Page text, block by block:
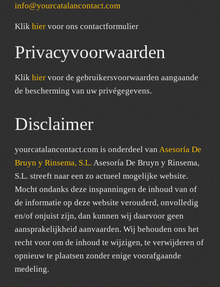
info@yourcatalancontact.com
Klik hier voor ons contactformulier
Privacyvoorwaarden
Klik hier voor de gebruikersvoorwaarden aangaande
de bescherming van uw privégegevens.
Disclaimer
yourcatalancontact.com is onderdeel van Asesoría De
Bruyn y Rinsema, S.L. Asesoría De Bruyn y Rinsema,
S.L. streeft naar een zo actueel mogelijke website.
Mocht ondanks deze inspanningen de inhoud van of
de informatie op deze website verouderd, onvolledig
en/of onjuist zijn, dan kunnen wij daarvoor geen
aansprakelijkheid aanvaarden. Wij behouden ons het
recht voor om de inhoud te wijzigen, te verwijderen of
opnieuw te plaatsen zonder enige voorafgaande
medeling.